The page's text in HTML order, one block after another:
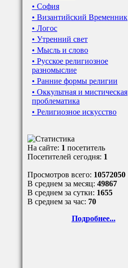
• София
• Византийский Временник
• Логос
• Утренний свет
• Мысль и слово
• Русское религиозное
разномыслие
• Ранние формы религии
• Оккультная и мистическая
проблематика
• Религиозное искусство
На сайте: 1 посетитель
Посетителей сегодня: 1
Просмотров всего: 10572050
В среднем за месяц: 49867
В среднем за сутки: 1655
В среднем за час: 70
Подробнее...